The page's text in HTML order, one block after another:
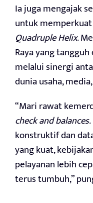
Ia juga mengajak
untuk
Quadruple Helix.
Raya yang
melalui sinergi
dunia usaha,
“Mari rawat
check and balances
konstruktif dan
yang kuat,
pelayanan lebih
terus tumbuh,”